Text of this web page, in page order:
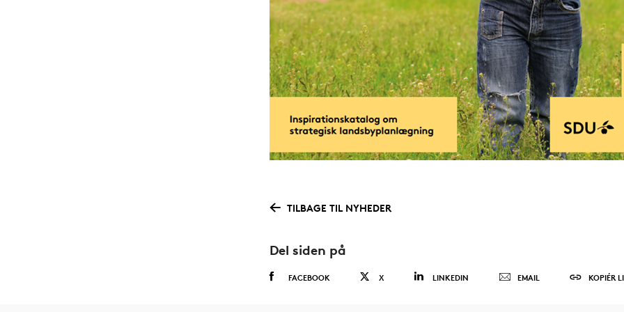
TILBAGE TIL NYHEDER
Del siden på
FACEBOOK X LINKEDIN EMAIL KOPIÉR